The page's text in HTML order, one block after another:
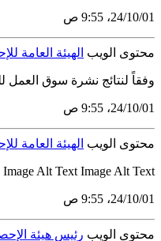
01‏/10‏/24، 9:55 ص
محتوى الويب الهيئة العامة للإحصاء:
وفقاً لنتائج نشرة سوق العمل للربع الثاني 2019م انخفاض معدل بطالة إجمالي السكان إلى ( 5،6 %) الهيئة العامة للإحصاء: انخفاض معدل بطالة اجمالي
01‏/10‏/24، 9:55 ص
محتوى الويب الهيئة العامة
Image Alt Text Image Alt Text الهيئة العامة للإحصاء: تصدر التقرير الشهري للرقم القياسي لأسعار المستهلك لشهر يوليو 2019م أصدرتْ الهيئة العامة للإحصاء (GaStat) يوم الثلاثاء 26 ذي الحجة 1440هـ...
01‏/10‏/24، 9:55 ص
محتوى الويب رئيس هيئة